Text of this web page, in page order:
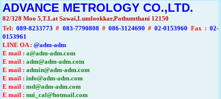
ADVANCE METROLOGY CO.,LTD.
82/328 Moo 5,T.Lat Sawai,Lumlookkar,Pathumthani 12150
Tel: 089-8233773 # 083-7790808 #086-3124690 #02-0153960 Fax :02-
0153961
LINE OA : @adm-adm
E mail : a@adm-adm.com
E mail : adm@adm-adm.com
E mail : admin@adm-adm.com
E mail : info@adm-adm.com
E mail : md@adm-adm.com
E mail : nui_cal@hotmail.com